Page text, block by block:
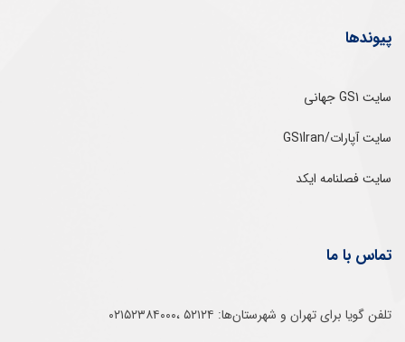
پیوندها
سایت GS1 جهانی
سایت آپارات/GS1Iran
سایت فصلنامه ایکد
تماس با ما
تلفن‌ گویا برای‌ تهران‌‌ و‌ شهرستان‌ها:‌ ۵۲۱۲۴ ،۰۲۱۵۲۳۸۴۰۰۰